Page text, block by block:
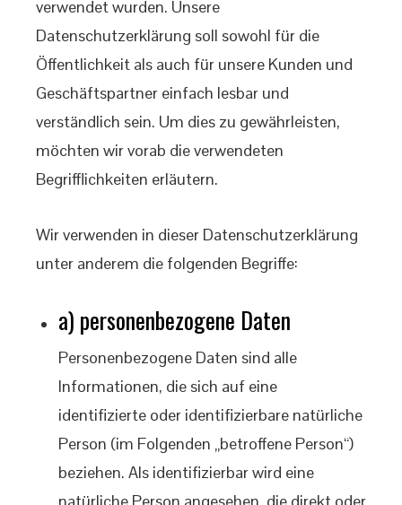
verwendet wurden. Unsere
Datenschutzerklärung soll sowohl für die
Öffentlichkeit als auch für unsere Kunden und
Geschäftspartner einfach lesbar und
verständlich sein. Um dies zu gewährleisten,
möchten wir vorab die verwendeten
Begrifflichkeiten erläutern.
Wir verwenden in dieser Datenschutzerklärung
unter anderem die folgenden Begriffe:
a) personenbezogene Daten
Personenbezogene Daten sind alle
Informationen, die sich auf eine
identifizierte oder identifizierbare natürliche
Person (im Folgenden „betroffene Person“)
beziehen. Als identifizierbar wird eine